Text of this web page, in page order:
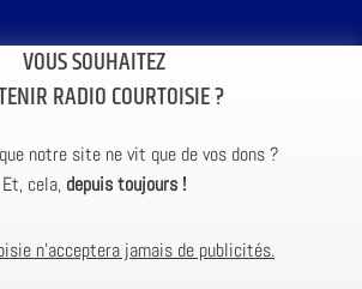
VOUS SOUHAITEZ
RADIO COURTOISIE ?
notre site ne vit que de vos dons ?
Et, cela, depuis toujours !
n’acceptera jamais de publicités.